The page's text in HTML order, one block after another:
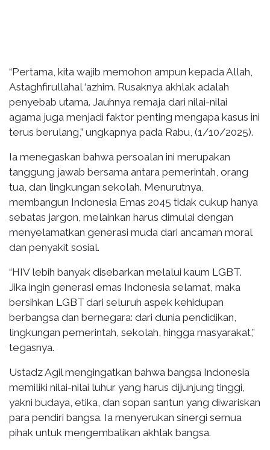
“Pertama, kita wajib memohon ampun kepada Allah,
Astaghfirullahal ‘azhim. Rusaknya akhlak adalah
penyebab utama. Jauhnya remaja dari nilai-nilai
agama juga menjadi faktor penting mengapa kasus ini
terus berulang,” ungkapnya pada Rabu, (1/10/2025).
Ia menegaskan bahwa persoalan ini merupakan
tanggung jawab bersama antara pemerintah, orang
tua, dan lingkungan sekolah. Menurutnya,
membangun Indonesia Emas 2045 tidak cukup hanya
sebatas jargon, melainkan harus dimulai dengan
menyelamatkan generasi muda dari ancaman moral
dan penyakit sosial.
“HIV lebih banyak disebarkan melalui kaum LGBT.
Jika ingin generasi emas Indonesia selamat, maka
bersihkan LGBT dari seluruh aspek kehidupan
berbangsa dan bernegara: dari dunia pendidikan,
lingkungan pemerintah, sekolah, hingga masyarakat,”
tegasnya.
Ustadz Agil mengingatkan bahwa bangsa Indonesia
memiliki nilai-nilai luhur yang harus dijunjung tinggi,
yakni budaya, etika, dan sopan santun yang diwariskan
para pendiri bangsa. Ia menyerukan sinergi semua
pihak untuk mengembalikan akhlak bangsa.